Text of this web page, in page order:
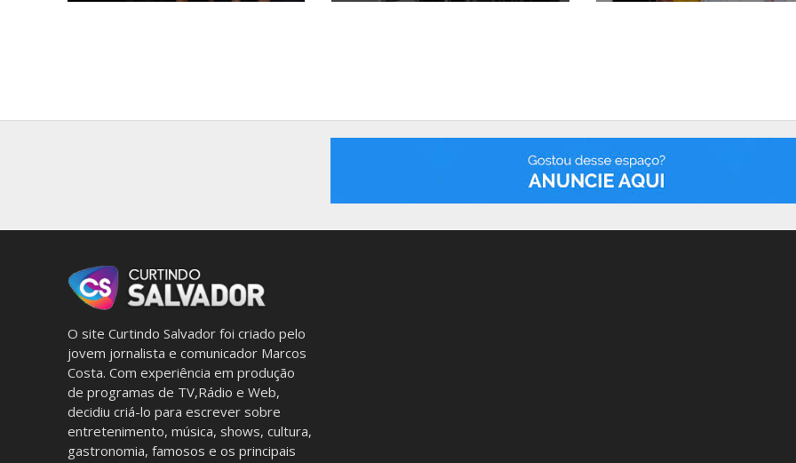
O site Curtindo Salvador foi criado pelo
jovem jornalista e comunicador Marcos
Costa. Com experiência em produção
de programas de TV,Rádio e Web,
decidiu criá-lo para escrever sobre
entretenimento, música, shows, cultura,
gastronomia, famosos e os principais